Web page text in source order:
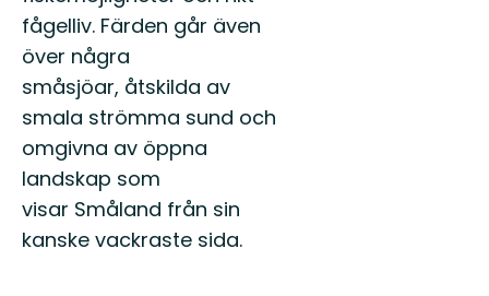
fågelliv. Färden går även
över några
småsjöar, åtskilda av
smala strömma sund och
omgivna av öppna
landskap som
visar Småland från sin
kanske vackraste sida.